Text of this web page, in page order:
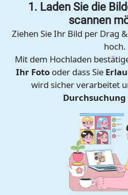
1. Laden Sie die
scannen
Ziehen Sie Ihr Bild per Drag
hoch.
Mit dem Hochladen
Ihr Fotooder dass Sie
wird sicher verarbeitet